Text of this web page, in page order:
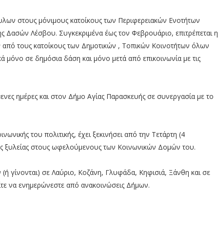
στους μόνιμους κατοίκους των Περιφερειακών Ενοτήτων
Δασών Λέσβου. Συγκεκριμένα έως τον Φεβρουάριο, επιτρέπεται η
τους κατοίκους των Δημοτικών , Τοπικών Κοινοτήτων όλων
σε δημόσια δάση και μόνο μετά από επικοινωνία με τις
ημέρες και στον Δήμο Αγίας Παρασκευής σε συνεργασία με το
του πολιτικής, έχει ξεκινήσει από την Τετάρτη (4
ξυλείας στους ωφελούμενους των Κοινωνικών Δομών του.
γίνονται) σε Λαύριο, Κοζάνη, Γλυφάδα, Κηφισιά, Ξάνθη και σε
να ενημερώνεστε από ανακοινώσεις Δήμων.